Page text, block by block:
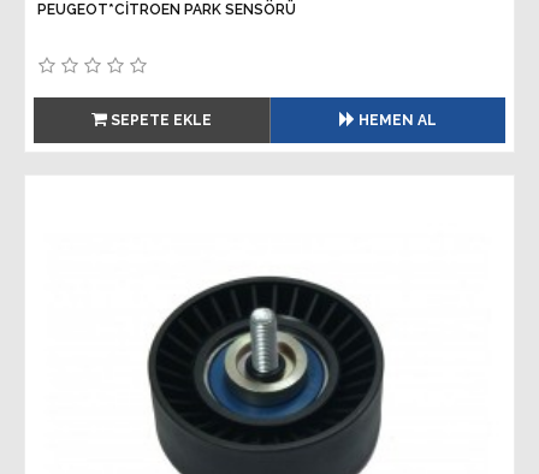
PEUGEOT*CITROEN PARK SENSÖRÜ
SEPETE EKLE HEMEN AL